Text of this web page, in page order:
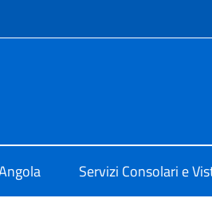
Servizi Consolari e